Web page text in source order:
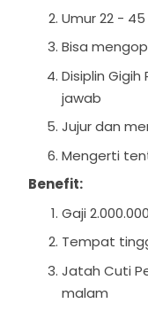
Umur 22 -
Bisa
Disiplin
jawab
⁠Jujur dan
Mengerti
Benefit:
Gaji
Tempat
Jatah Cuti
malam